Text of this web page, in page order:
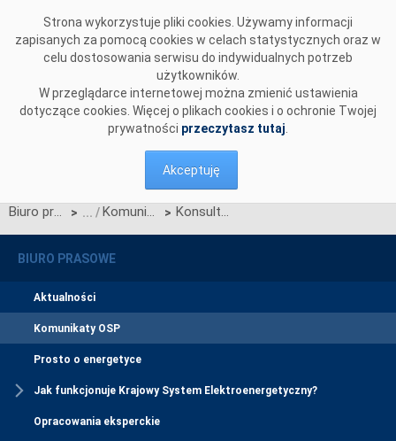
Strona wykorzystuje pliki cookies. Używamy informacji
zapisanych za pomocą cookies w celach statystycznych oraz w
celu dostosowania serwisu do indywidualnych potrzeb
użytkowników.
W przeglądarce internetowej można zmienić ustawienia
dotyczące cookies. Więcej o plikach cookies i o ochronie Twojej
prywatności przeczytasz tutaj
Akceptuję
Biuro prasowe > Komunikaty OSP > Konsultacje projektu Planu testów
BIURO PRASOWE
Aktualności
Komunikaty OSP
Prosto o energetyce
Jak funkcjonuje Krajowy System Elektroenergetyczny?
Opracowania eksperckie